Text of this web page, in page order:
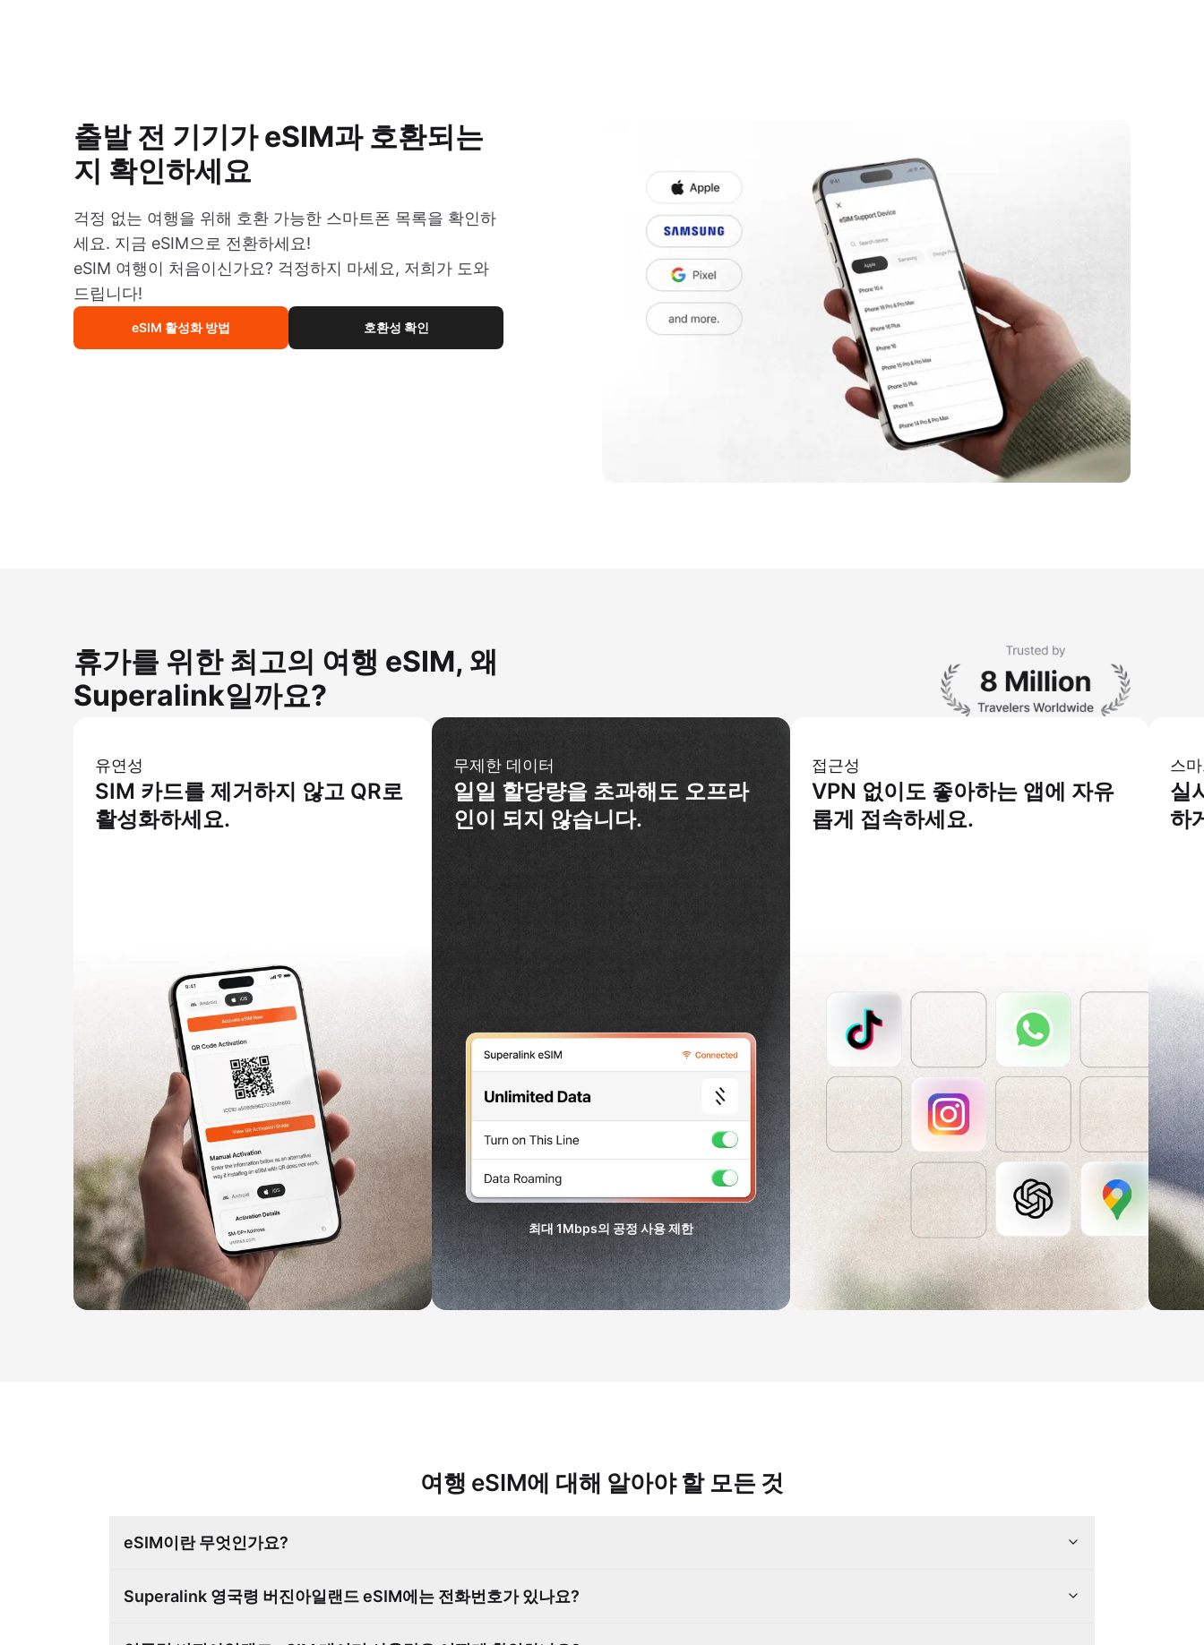
출발 전 기기가 eSIM과 호환되는
지 확인하세요
걱정 없는 여행을 위해 호환 가능한 스마트폰 목록을 확인하
세요. 지금 eSIM으로 전환하세요!
eSIM 여행이 처음이신가요? 걱정하지 마세요, 저희가 도와
드립니다!
eSIM 활성화 방법 호환성 확인
휴가를 위한 최고의 여행 eSIM, 왜
Superalink일까요?
유연성
SIM 카드를 제거하지 않고 QR로
활성화하세요.
무제한 데이터
일일 할당량을 초과해도 오프라
인이 되지 않습니다.
최대1Mbps의 공정 사용 제한
접근성
VPN 없이도 좋아하는 앱에 자유
롭게 접속하세요.
스
실
하
여행 eSIM에 대해 알아야 할 모든 것
eSIM이란 무엇인가요?
Superalink 영국령 버진아일랜드 eSIM에는 전화번호가 있나요?